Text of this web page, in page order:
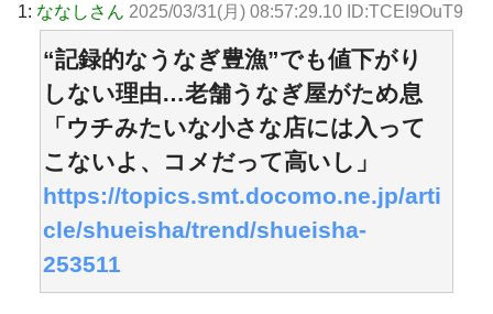
1: ななしさん 2025/03/31(月) 08:57:29.10 ID:TCEI9OuT9
“記録的なうなぎ豊漁”でも値下がり
しない理由…老舗うなぎ屋がため息
「ウチみたいな小さな店には入って
こないよ、コメだって高いし」
https://topics.smt.docomo.ne.jp/arti
cle/shueisha/trend/shueisha-
253511